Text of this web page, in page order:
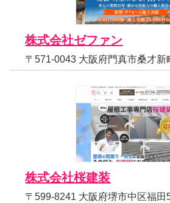
株式会社ゼファン
〒571-0043 大阪府門真市桑才新
株式会社桜建装
〒599-8241 大阪府堺市中区福田